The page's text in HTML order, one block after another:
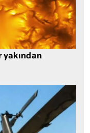
yakından